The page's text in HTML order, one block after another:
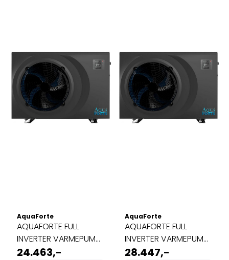
AquaForte
AQUAFORTE FULL
INVERTER VARMEPUMPE
9,5KW
24.463,-
AquaForte
AQUAFORTE FULL
INVERTER VARMEPUMPE
11,5KW
28.447,-